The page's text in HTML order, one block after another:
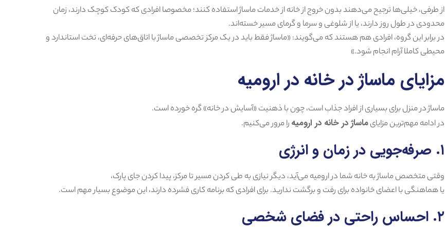
از طرفی، خیلی‌ها ترجیح می‌دهند بدون خروج از خانه از خدمات ماساژ استفاده کنند؛ مخصوصا افرادی که کودک کوچک دارند، زمان
محدودی در طول روز دارند، یا از شلوغی و سرما و گرمای مسیر خسته‌اند.
در برابر این گروه، افرادی هم هستند که می‌گویند: «ماساژ فقط باید در یک مرکز تخصصی ماساژ با اتاق‌های حرفه‌ای، تخت استاندارد و
محیطی کاملا آرام انجام شود.»
مزایای ماساژ در خانه در ارومیه
ماساژ در منزل برای بسیاری از افراد جذاب است، چون با ذهنیت «آسایش در خانه» گره خورده است.
در ادامه مهم‌ترین مزایایماساژ در خانه در ارومیه را مرور می‌کنیم.
۱. صرفه‌جویی در زمان و انرژی
وقتی متخصص ماساژ به خانه شما در ارومیه می‌آید، دیگر نیازی به طی کردن مسیر تا مرکز، پیدا کردن جای پارک،
یا هماهنگی با اعضای خانواده برای رفت و برگشت ندارید. برای افرادی که برنامه کاری فشرده دارند، این موضوع بسیار مهم است.
۲. احساس راحتی در فضای شخصی